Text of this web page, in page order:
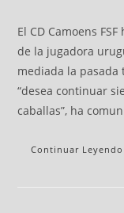
El CD Camoens
de la jugadora
mediada la pasada
“desea continuar
caballas”, ha
Continuar Leyendo